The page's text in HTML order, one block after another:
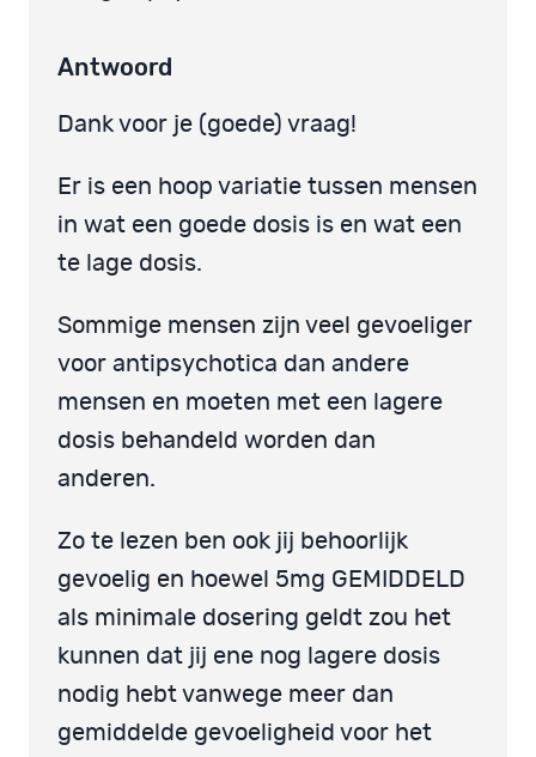
Antwoord
Dank voor je (goede) vraag!
Er is een hoop variatie tussen mensen
in wat een goede dosis is en wat een
te lage dosis.
Sommige mensen zijn veel gevoeliger
voor antipsychotica dan andere
mensen en moeten met een lagere
dosis behandeld worden dan
anderen.
Zo te lezen ben ook jij behoorlijk
gevoelig en hoewel 5mg GEMIDDELD
als minimale dosering geldt zou het
kunnen dat jij ene nog lagere dosis
nodig hebt vanwege meer dan
gemiddelde gevoeligheid voor het